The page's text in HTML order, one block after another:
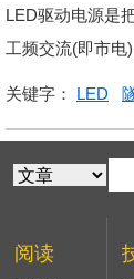
LED驱动电源是
工频交流(即市电
关键字： LED
阅读